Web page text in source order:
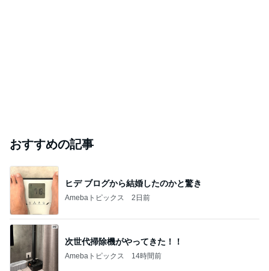
おすすめの記事
ヒデ ブログから結婚したのかと驚き
Amebaトピックス 2日前
次世代掃除機がやってきた！！
Amebaトピックス 14時間前